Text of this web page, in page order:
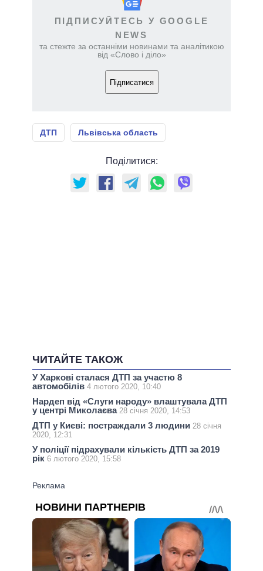
ПІДПИСУЙТЕСЬ У GOOGLE
NEWS
та стежте за останніми новинами та аналітикою
від «Слово і діло»
Підписатися
ДТП Львівська область
Поділитися:
ЧИТАЙТЕ ТАКОЖ
У Харкові сталася ДТП за участю 8
автомобілів 4 лютого 2020, 10:40
Нардеп від «Слуги народу» влаштувала ДТП
у центрі Миколаєва 28 січня 2020, 14:53
ДТП у Києві: постраждали 3 людини 28 січня
2020, 12:31
У поліції підрахували кількість ДТП за 2019
рік 6 лютого 2020, 15:58